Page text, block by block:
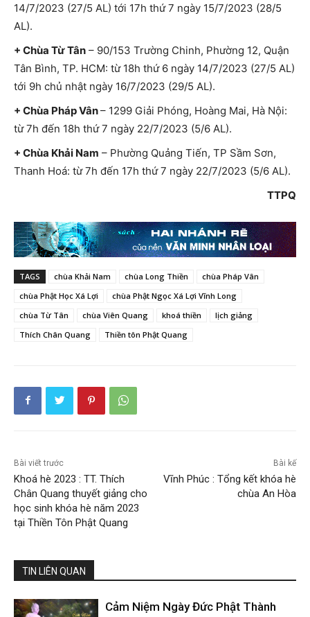
14/7/2023 (27/5 AL) tới 17h thứ 7 ngày 15/7/2023 (28/5
AL).
+ Chùa Từ Tân – 90/153 Trường Chinh, Phường 12, Quận
Tân Bình, TP. HCM: từ 18h thứ 6 ngày 14/7/2023 (27/5 AL)
tới 9h chủ nhật ngày 16/7/2023 (29/5 AL).
+ Chùa Pháp Vân– 1299 Giải Phóng, Hoàng Mai, Hà Nội:
từ 7h đến 18h thứ 7 ngày 22/7/2023 (5/6 AL).
+ Chùa Khải Nam – Phường Quảng Tiến, TP Sầm Sơn,
Thanh Hoá: từ 7h đến 17h thứ 7 ngày 22/7/2023 (5/6 AL).
TTPQ
TAGS chùa Khải Nam chùa Long Thiền
chùa Pháp Vân
chùa Phật Học Xá Lợi
chùa Phật Ngọc Xá Lợi Vĩnh Long
chùa Từ Tân
chùa Viên Quang khoá thiền
lịch giảng
Thích Chân Quang
Thiền tôn Phật Quang
Bài viết trước
Khoá hè 2023 : TT. Thích
Chân Quang thuyết giảng cho
học sinh khóa hè năm 2023
tại Thiền Tôn Phật Quang
Bài kế
Vĩnh Phúc : Tổng kết khóa hè
chùa An Hòa
TIN LIÊN QUAN
Cảm Niệm Ngày Đức Phật Thành